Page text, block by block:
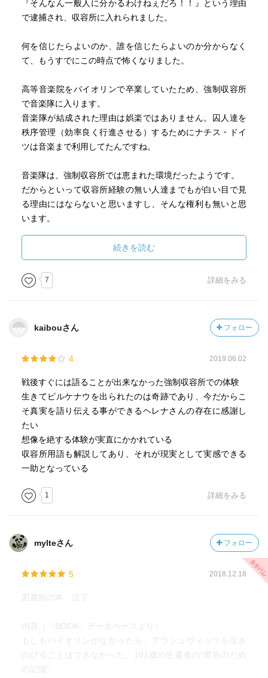
『そんなん一般人に分かるわけねぇだろ！！』という理由
で逮捕され、収容所に入れられました。
何を信じたらよいのか、誰を信じたらよいのか分からなく
て、もうすでにこの時点で怖くなりました。
高等音楽院をバイオリンで卒業していたため、強制収容所
で音楽隊に入ります。
音楽隊が結成された理由は娯楽ではありません。囚人達を
秩序管理（効率良く行進させる）するためにナチス・ドイ
ツは音楽まで利用してたんですね。
音楽隊は、強制収容所では恵まれた環境だったようです。
だからといって収容所経験の無い人達までもが白い目で見
る理由にはならないと思いますし、そんな権利も無いと思
います。
誰よりも早い時間から起きて準備をし、ひたすら一日中練
習。間違えれば上司からの叱責と罰を受ける。劣悪な環境
から自分も楽器も守らねばならない。
身内が作業から虐待されてボロボロになって帰ってこよう
身内が収容所に運ばれてきたと思ったらそのまま殺される
と悟ろうが、
音楽やっててこんなに辛いことは無いと思う。
続きを読む
7 詳細をみる
kaibouさん フォロー
4 2019.06.02
戦後すぐには語ることが出来なかった強制収容所での体験
生きてビルケナウを出られたのは奇跡であり、今だからこ
そ真実を語り伝える事ができるヘレナさんの存在に感謝し
たい
想像を絶する体験が実直にかかれている
収容所用語も解説してあり、それが現実として実感できる
一助となっている
1 詳細をみる
mylteさん フォロー
5 2018.12.18
図書館の本 読了
内容（「BOOK」データベースより）
もしもバイオリンがなかったら、アウシュヴィッツを生き
のびることはできなかった。101歳の生還者の“警告のため
の記憶”。